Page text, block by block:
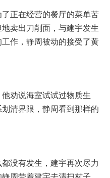
正在经营的餐厅的菜单苦
卖出刀削面，与建宇发生
作，静周被动的接受了黄
劝说海室试试过物质生
清界限，静周看到那样的
没有发生，建宇再次尽力